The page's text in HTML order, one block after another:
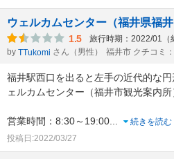
ウェルカムセンター（福井県福
1.5 旅行時期：2022/01（
by TTukomi さん（男性） 福井市 クチコミ
福井駅西口を出ると左手の近代的な円
ェルカムセンター（福井市観光案内所
営業時間：8:30～19:00
続きを読む
投稿日:2022/03/27